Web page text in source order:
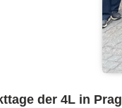
der 4L in Prag